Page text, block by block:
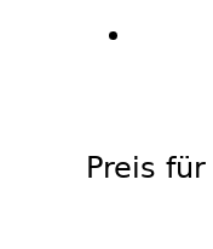
Preis